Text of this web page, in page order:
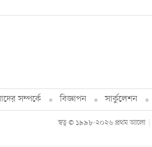
সম্পর্কে বিজ্ঞাপন সার্কুলেশন
স্বত্ব © ১৯৯৮-২০২৬ প্রথম আলো